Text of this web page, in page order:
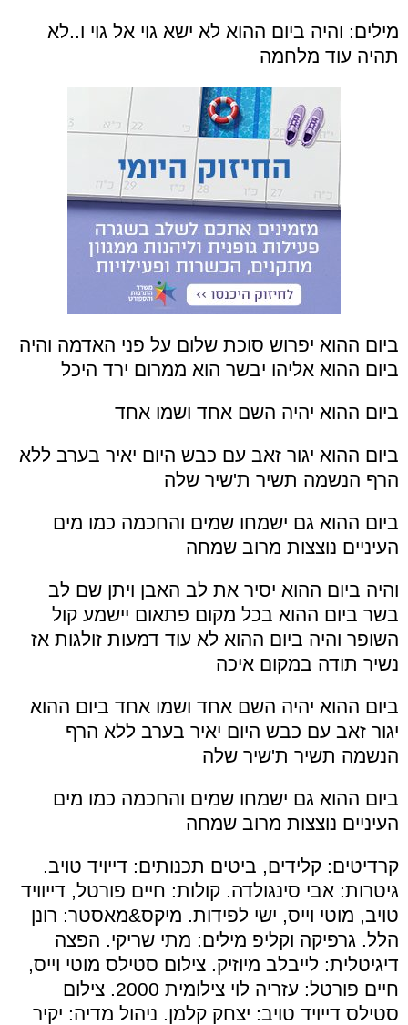
מילים: והיה ביום ההוא לא ישא גוי אל גוי ו..לא
תהיה עוד מלחמה
ביום ההוא יפרוש סוכת שלום על פני האדמה והיה
ביום ההוא אליהו יבשר הוא ממרום ירד היכל
ביום ההוא יהיה השם אחד ושמו אחד
ביום ההוא יגור זאב עם כבש היום יאיר בערב ללא
הרף הנשמה תשיר ת'שיר שלה
ביום ההוא גם ישמחו שמים והחכמה כמו מים
העיניים נוצצות מרוב שמחה
והיה ביום ההוא יסיר את לב האבן ויתן שם לב
בשר ביום ההוא בכל מקום פתאום יישמע קול
השופר והיה ביום ההוא לא עוד דמעות זולגות אז
נשיר תודה במקום איכה
ביום ההוא יהיה השם אחד ושמו אחד ביום ההוא
יגור זאב עם כבש היום יאיר בערב ללא הרף
הנשמה תשיר ת'שיר שלה
ביום ההוא גם ישמחו שמים והחכמה כמו מים
העיניים נוצצות מרוב שמחה
קרדיטים: קלידים, ביטים תכנותים: דייויד טויב.
גיטרות: אבי סינגולדה. קולות: חיים פורטל, דייוויד
טויב, מוטי וייס, ישי לפידות. מיקס&מאסטר: רונן
הלל. גרפיקה וקליפ מילים: מתי שריקי. הפצה
דיגיטלית: לייבלב מיוזיק. צילום סטילס מוטי וייס,
חיים פורטל: עזריה לוי צילומית 2000. צילום
סטילס דייויד טויב: יצחק קלמן. ניהול מדיה: יקיר